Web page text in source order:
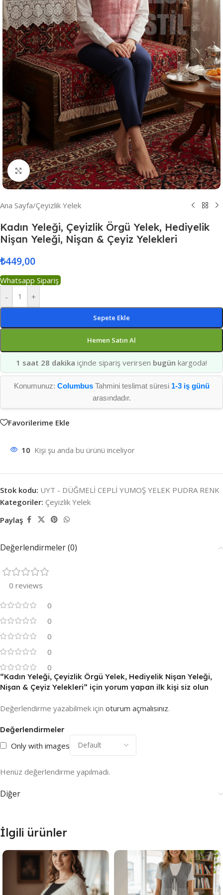
Resmi Büyüt
Ana Sayfa/Çeyizlik Yelek
Kadın Yeleği, Çeyizlik Örgü Yelek, Hediyelik
Nişan Yeleği, Nişan & Çeyiz Yelekleri
₺449,00
Whatsapp Sipariş
-
+
Sepete Ekle
Hemen Satın Al
1 saat 28 dakika içinde sipariş verirsen bugün kargoda!
Konumunuz: ColumbusTahmini teslimat süresi 1-3 iş günü
arasındadır.
Favorilerime Ekle
10 Kişi şu anda bu ürünü inceliyor
Stok kodu: UYT - DÜĞMELİ CEPLİ YUMOŞ YELEK PUDRA RENK
Kategoriler: Çeyizlik Yelek
Paylaş
Değerlendirmeler (0)
0 reviews
0
0
0
0
0
Değerlendirmeler
Only with images
Henüz değerlendirme yapılmadı.
“Kadın Yeleği, Çeyizlik Örgü Yelek, Hediyelik Nişan Yeleği,
Nişan & Çeyiz Yelekleri” için yorum yapan ilk kişi siz olun
Değerlendirme yazabilmek için oturum açmalısınız.
Diğer
İlgili ürünler